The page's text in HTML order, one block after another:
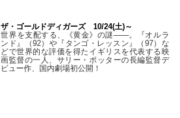
ザ・ゴールドディガーズ 10/24(土)～
世界を支配する、《黄金》の謎――。『オルラ
ンド』（92）や『タンゴ・レッスン』（97）な
どで世界的な評価を得たイギリスを代表する映
画監督の一人、サリー・ポッターの長編監督デ
ビュー作、国内劇場初公開！